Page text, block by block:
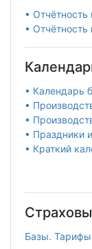
•
•
• Календарь
•
•
• Праздники
• Краткий
Базы.